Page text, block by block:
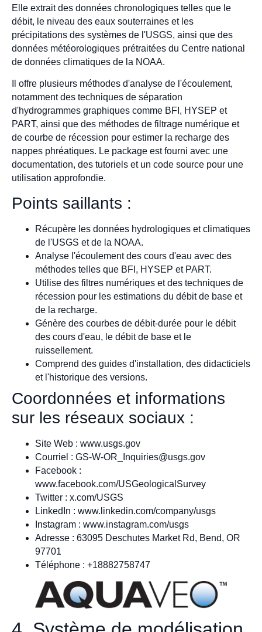
Elle extrait des données chronologiques telles que le
débit, le niveau des eaux souterraines et les
précipitations des systèmes de l'USGS, ainsi que des
données météorologiques prétraitées du Centre national
de données climatiques de la NOAA.
Il offre plusieurs méthodes d'analyse de l'écoulement,
notamment des techniques de séparation
d'hydrogrammes graphiques comme BFI, HYSEP et
PART, ainsi que des méthodes de filtrage numérique et
de courbe de récession pour estimer la recharge des
nappes phréatiques. Le package est fourni avec une
documentation, des tutoriels et un code source pour une
utilisation approfondie.
Points saillants :
Récupère les données hydrologiques et climatiques
de l'USGS et de la NOAA.
Analyse l'écoulement des cours d'eau avec des
méthodes telles que BFI, HYSEP et PART.
Utilise des filtres numériques et des techniques de
récession pour les estimations du débit de base et
de la recharge.
Génère des courbes de débit-durée pour le débit
des cours d'eau, le débit de base et le
ruissellement.
Comprend des guides d'installation, des didacticiels
et l'historique des versions.
Coordonnées et informations
sur les réseaux sociaux :
Site Web : www.usgs.gov
Courriel : GS-W-OR_Inquiries@usgs.gov
Facebook :
www.facebook.com/USGeologicalSurvey
Twitter : x.com/USGS
LinkedIn : www.linkedin.com/company/usgs
Instagram : www.instagram.com/usgs
Adresse : 63095 Deschutes Market Rd, Bend, OR
97701
Téléphone : +18882758747